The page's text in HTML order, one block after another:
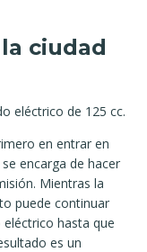
ciudad
eléctrico de 125 cc.
en entrar en
encarga de hacer
Mientras la
puede continuar
hasta que
es un